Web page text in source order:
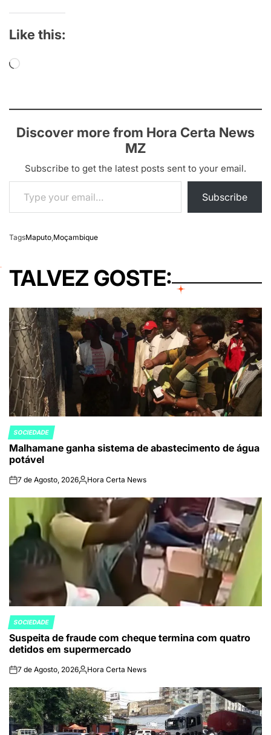
Like this:
Loading…
Discover more from Hora Certa News
MZ
Subscribe to get the latest posts sent to your email.
Type your email…
Subscribe
TagsMaputo Moçambique
TALVEZ GOSTE:
POSTED
IN
SOCIEDADE
Malhamane ganha sistema de abastecimento de água
potável
on7 de Agosto, 2026Publicado
Hora Certa News
POSTED
IN
SOCIEDADE
Suspeita de fraude com cheque termina com quatro
detidos em supermercado
on7 de Agosto, 2026Publicado
Hora Certa News